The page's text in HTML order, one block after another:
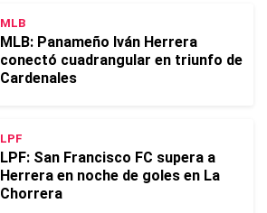
MLB
MLB: Panameño Iván Herrera
conectó cuadrangular en triunfo de
Cardenales
LPF
LPF: San Francisco FC supera a
Herrera en noche de goles en La
Chorrera